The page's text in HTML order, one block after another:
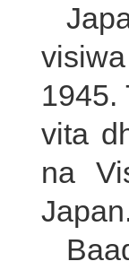
1945.
vita
na